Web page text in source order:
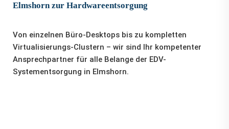
Elmshorn zur Hardwareentsorgung
Von einzelnen Büro-Desktops bis zu kompletten
Virtualisierungs-Clustern – wir sind Ihr kompetenter
Ansprechpartner für alle Belange der EDV-
Systementsorgung in Elmshorn.